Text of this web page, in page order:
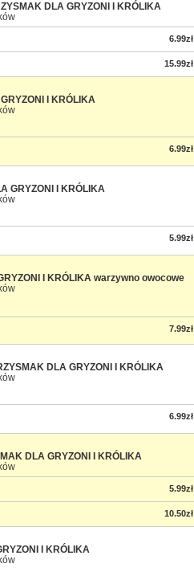
DLA GRYZONI I KRÓLIKA
6.99zł
15.99zł
I KRÓLIKA
6.99zł
GRYZONI I KRÓLIKA
5.99zł
I KRÓLIKA warzywno owocowe
7.99zł
DLA GRYZONI I KRÓLIKA
6.99zł
DLA GRYZONI I KRÓLIKA
5.99zł
10.50zł
I KRÓLIKA